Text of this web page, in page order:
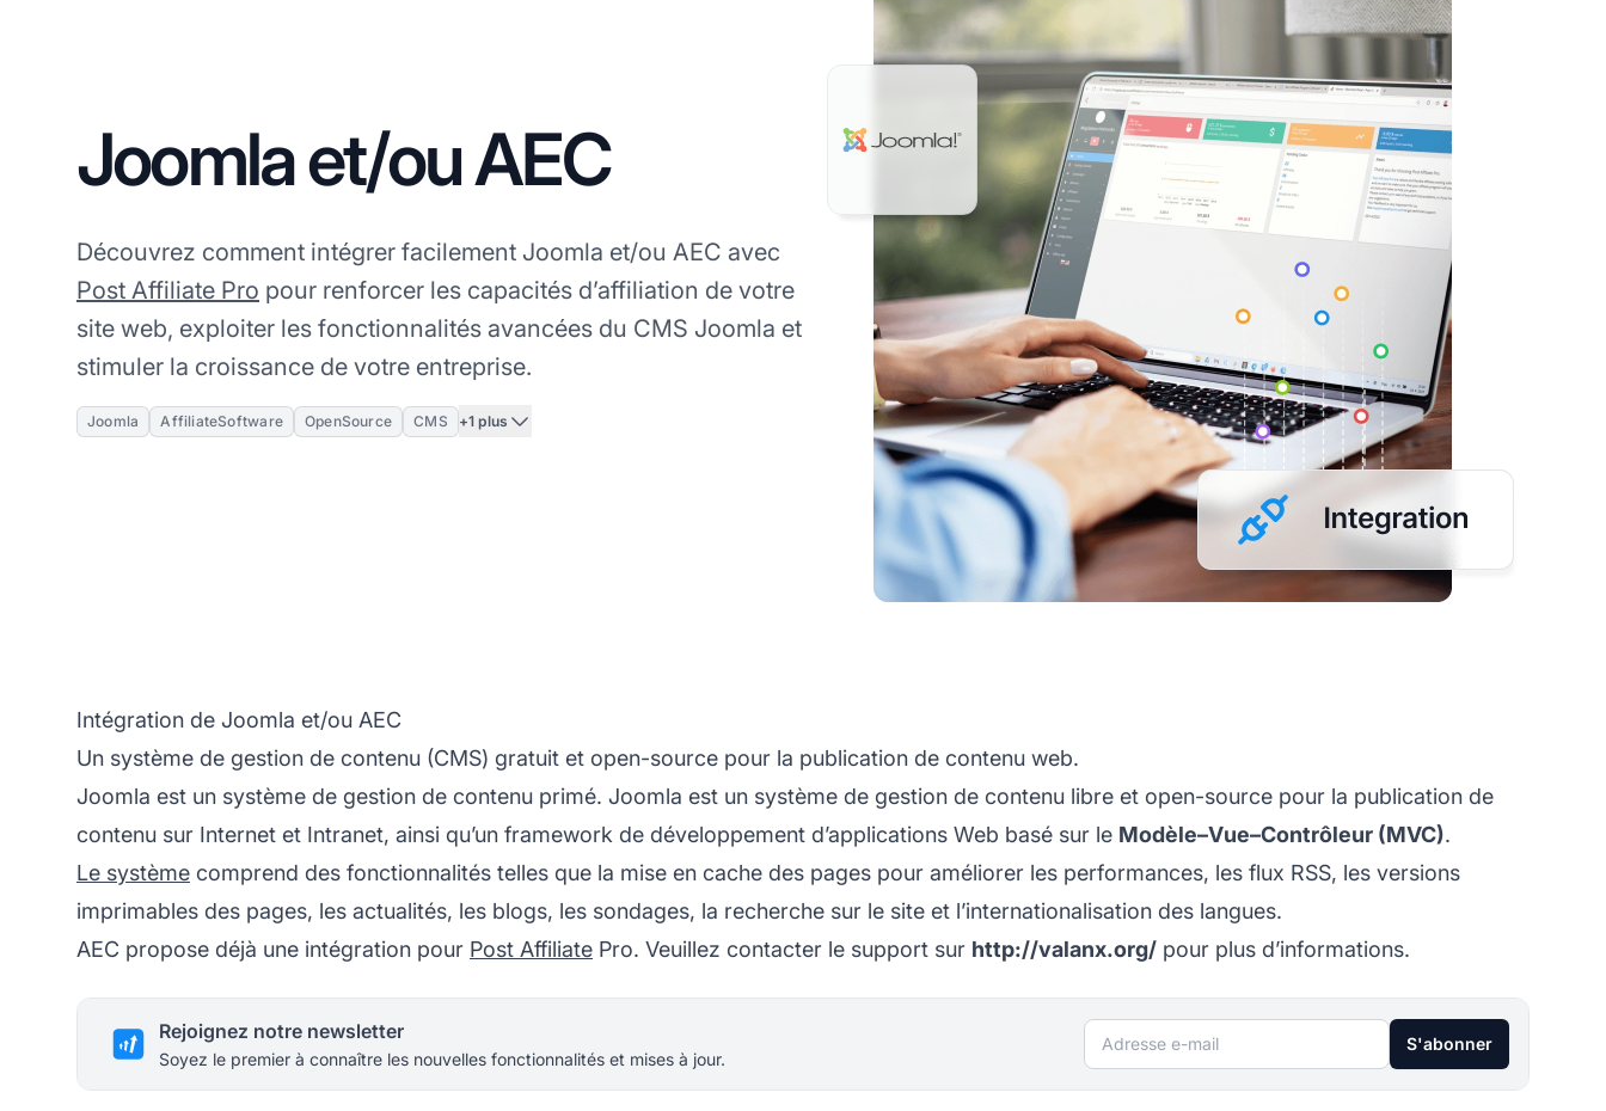
Joomla et/ou AEC
Découvrez comment intégrer facilement Joomla et/ou AEC avec
Post Affiliate Pro pour renforcer les capacités d’affiliation de votre
site web, exploiter les fonctionnalités avancées du CMS Joomla et
stimuler la croissance de votre entreprise.
Joomla AffiliateSoftware OpenSource CMS +1 plus
Intégration de Joomla et/ou AEC
Un système de gestion de contenu (CMS) gratuit et open-source pour la publication de contenu web.
Joomla est un système de gestion de contenu primé. Joomla est un système de gestion de contenu libre et open-source pour la publication de
contenu sur Internet et Intranet, ainsi qu’un framework de développement d’applications Web basé sur le Modèle–Vue–Contrôleur (MVC).
Le système comprend des fonctionnalités telles que la mise en cache des pages pour améliorer les performances, les flux RSS, les versions
imprimables des pages, les actualités, les blogs, les sondages, la recherche sur le site et l’internationalisation des langues.
AEC propose déjà une intégration pour Post Affiliate Pro. Veuillez contacter le support sur http://valanx.org/ pour plus d’informations.
Rejoignez notre newsletter
Soyez le premier à connaître les nouvelles fonctionnalités et mises à jour.
Adresse e-mail S'abonner